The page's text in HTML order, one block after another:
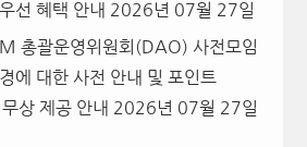
선 혜택 안내 2026년 07월 27일
총괄운영위원회(DAO) 사전모임
에 대한 사전 안내 및 포인트
상 제공 안내 2026년 07월 27일